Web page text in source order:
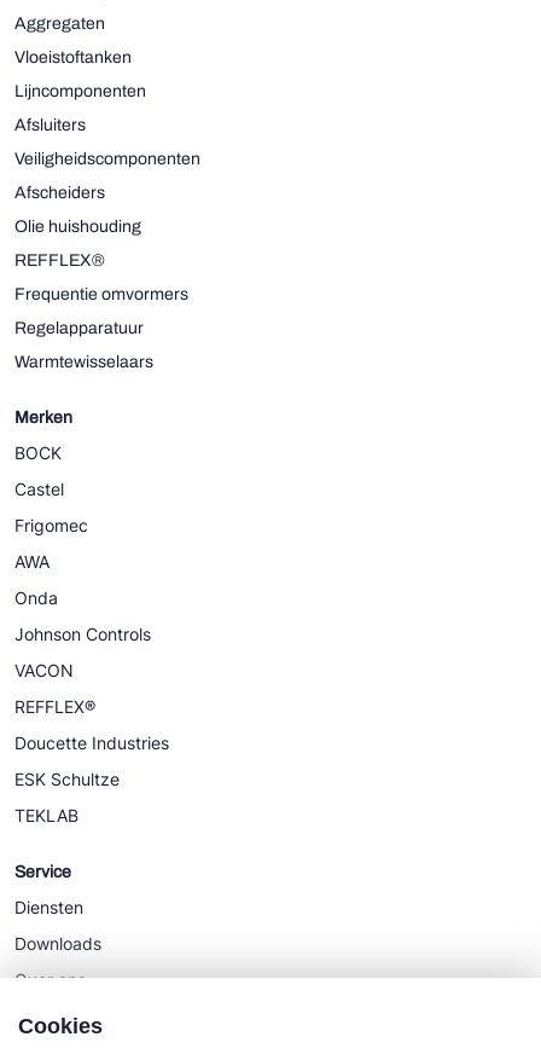
Aggregaten
Vloeistoftanken
Lijncomponenten
Afsluiters
Veiligheidscomponenten
Afscheiders
Olie huishouding
REFFLEX®
Frequentie omvormers
Regelapparatuur
Warmtewisselaars
Merken
BOCK
Castel
Frigomec
AWA
Onda
Johnson Controls
VACON
REFFLEX®
Doucette Industries
ESK Schultze
TEKLAB
Service
Diensten
Downloads
Over ons
Nieuws
Cookies